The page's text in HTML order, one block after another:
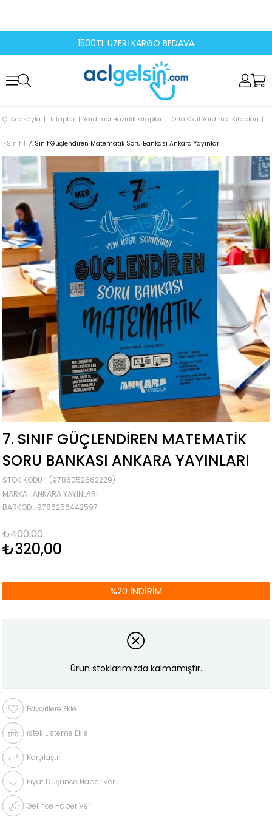
1500TL ÜZERİ KARGO BEDAVA
Anasayfa Kitaplar Yardımcı Hazırlık Kitapları Orta Okul Yardımcı Kitapları
7.Sınıf 7. Sınıf Güçlendiren Matematik Soru Bankası Ankara Yayınları
7. SINIF GÜÇLENDIREN MATEMATIK
SORU BANKASI ANKARA YAYINLARI
STOK KODU
(9786052662229)
MARKA : ANKARA YAYINLARI
BARKOD : 9786256442597
₺400,00
₺320,00
%20 İNDIRIM
Ürün stoklarımızda kalmamıştır.
Favorilere Ekle
İstek Listeme Ekle
Karşılaştır
Fiyat Düşünce Haber Ver
Gelince Haber Ver